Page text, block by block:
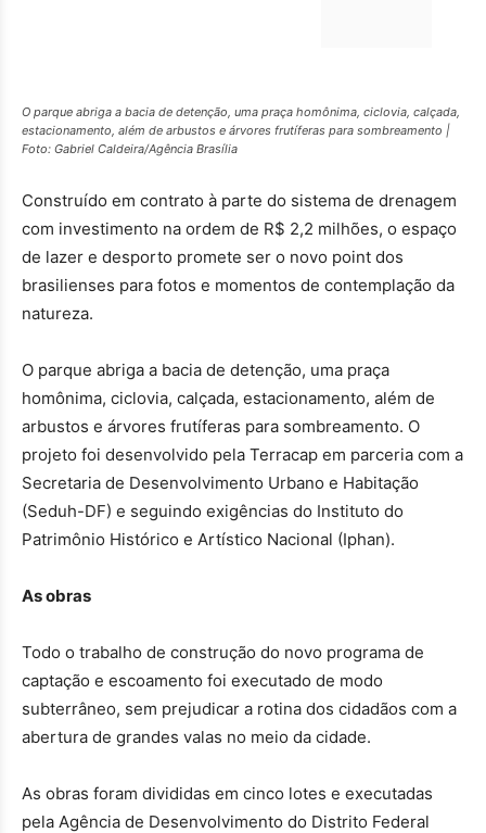
O parque abriga a bacia de detenção, uma praça homônima, ciclovia, calçada,
estacionamento, além de arbustos e árvores frutíferas para sombreamento |
Foto: Gabriel Caldeira/Agência Brasília
Construído em contrato à parte do sistema de drenagem
com investimento na ordem de R$ 2,2 milhões, o espaço
de lazer e desporto promete ser o novo point dos
brasilienses para fotos e momentos de contemplação da
natureza.
O parque abriga a bacia de detenção, uma praça
homônima, ciclovia, calçada, estacionamento, além de
arbustos e árvores frutíferas para sombreamento. O
projeto foi desenvolvido pela Terracap em parceria com a
Secretaria de Desenvolvimento Urbano e Habitação
(Seduh-DF) e seguindo exigências do Instituto do
Patrimônio Histórico e Artístico Nacional (Iphan).
As obras
Todo o trabalho de construção do novo programa de
captação e escoamento foi executado de modo
subterrâneo, sem prejudicar a rotina dos cidadãos com a
abertura de grandes valas no meio da cidade.
As obras foram divididas em cinco lotes e executadas
pela Agência de Desenvolvimento do Distrito Federal